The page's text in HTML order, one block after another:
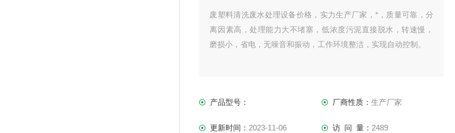
废塑料清洗废水处理设备价格，实力生产厂家，*，质量可靠，分
离因素高，处理能力大不堵塞，低浓度污泥直接脱水，转速慢，
磨损小，省电，无噪音和振动，工作环境整洁，实现自动控制。
产品型号： 厂商性质： 生产厂家
更新时间： 2023-11-06 访 问 量： 2489